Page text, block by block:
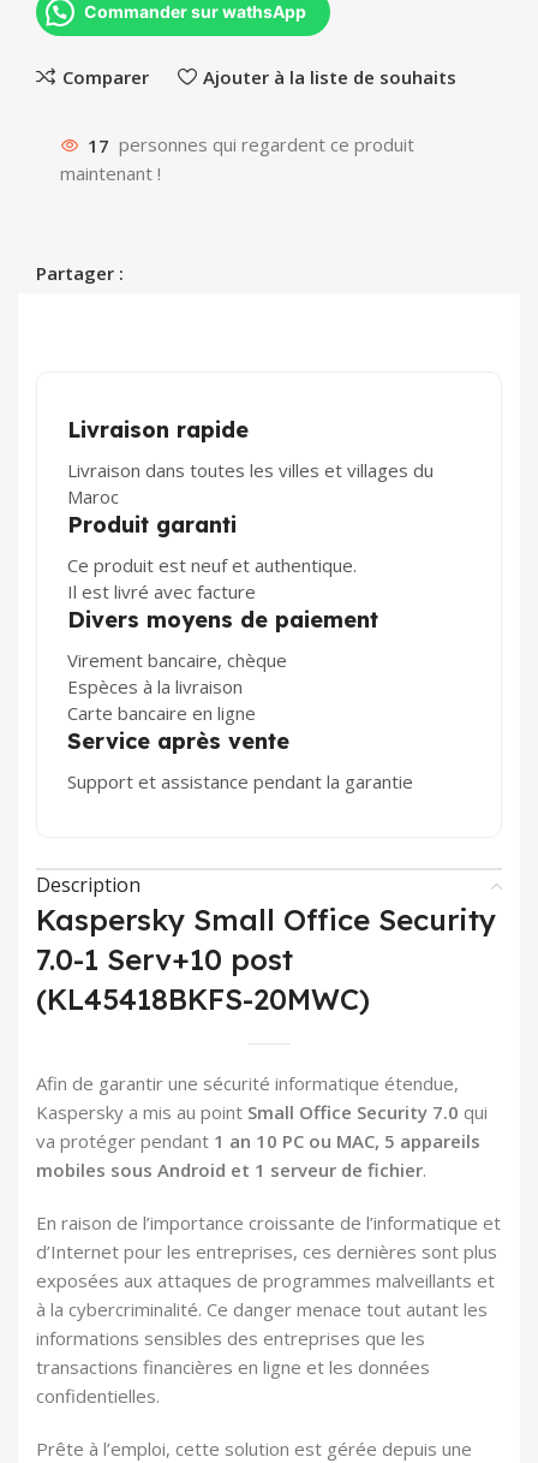
Commander sur wathsApp
Comparer Ajouter à la liste de souhaits
17 personnes qui regardent ce produit
maintenant !
Partager :
Livraison rapide
Livraison dans toutes les villes et villages du
Maroc
Produit garanti
Ce produit est neuf et authentique.
Il est livré avec facture
Divers moyens de paiement
Virement bancaire, chèque
Espèces à la livraison
Carte bancaire en ligne
Service après vente
Support et assistance pendant la garantie
Description
Kaspersky Small Office Security
7.0-1 Serv+10 post
(KL45418BKFS-20MWC)
Afin de garantir une sécurité informatique étendue,
Kaspersky a mis au point Small Office Security 7.0 qui
va protéger pendant 1 an 10 PC ou MAC, 5 appareils
mobiles sous Android et 1 serveur de fichier.
En raison de l’importance croissante de l’informatique et
d’Internet pour les entreprises, ces dernières sont plus
exposées aux attaques de programmes malveillants et
à la cybercriminalité. Ce danger menace tout autant les
informations sensibles des entreprises que les
transactions financières en ligne et les données
confidentielles.
Prête à l’emploi, cette solution est gérée depuis une